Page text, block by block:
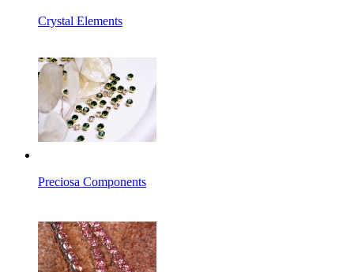
Crystal Elements
Preciosa Components